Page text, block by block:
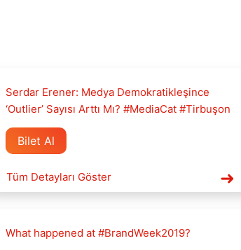
Serdar Erener: Medya Demokratikleşince
‘Outlier’ Sayısı Arttı Mı? #MediaCat #Tirbuşon
Bilet Al
Tüm Detayları Göster
What happened at #BrandWeek2019?